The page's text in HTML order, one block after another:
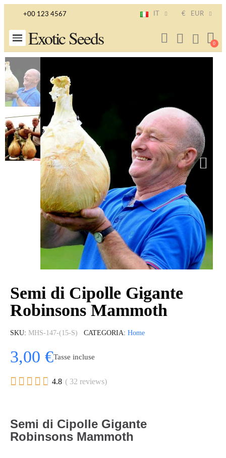
+00 123 4567 € EUR
Exotic Seeds
Semi di Cipolle Gigante
Robinsons Mammoth
SKU MHS-147-(15-S) CATEGORIA Home
3,00 €Tasse incluse
     4.8 ( 32 reviews)
Semi di Cipolle Gigante
Robinsons Mammoth